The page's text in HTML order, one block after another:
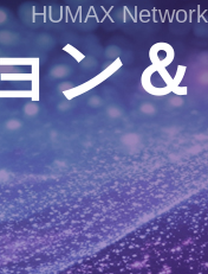
HUMAX
ン